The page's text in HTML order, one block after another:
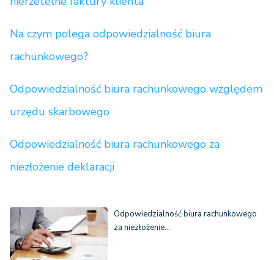
Na czym polega odpowiedzialność biura
rachunkowego?
Odpowiedzialność biura rachunkowego względem
urzędu skarbowego
Odpowiedzialność biura rachunkowego za
niezłożenie deklaracji
Odpowiedzialność biura rachunkowego
za niezłożenie…